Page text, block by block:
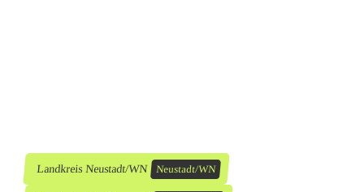
Landkreis Neustadt/WN Neustadt/WN